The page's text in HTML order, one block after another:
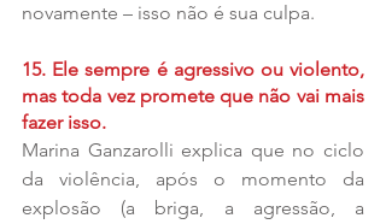
novamente – isso não é sua culpa.
15. Ele sempre é agressivo ou violento,
mas toda vez promete que não vai mais
fazer isso.
Marina Ganzarolli explica que no ciclo
da violência, após o momento da
explosão (a briga, a agressão, a